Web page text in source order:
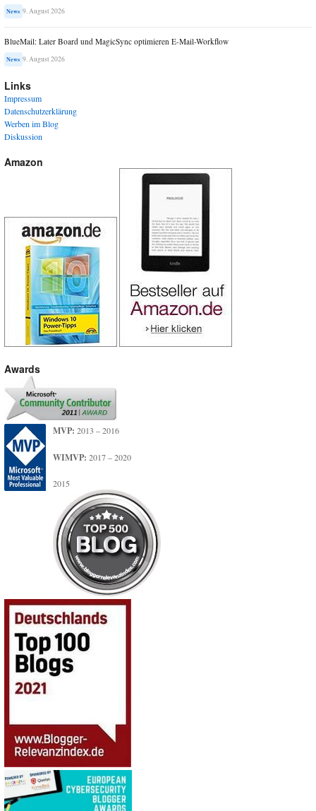
News 9. August 2026
BlueMail: Later Board und MagicSync optimieren E-Mail-Workflow
News 9. August 2026
Links
Impressum
Datenschutzerklärung
Werben im Blog
Diskussion
Amazon
Awards
MVP: 2013 – 2016
WIMVP: 2017 – 2020
2015